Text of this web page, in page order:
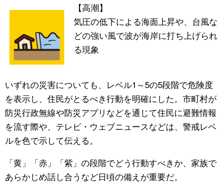
【高潮】
気圧の低下による海面上昇や、台風な
どの強い風で波が海岸に打ち上げられ
る現象
いずれの災害についても、レベル1～5の5段階で危険度
を表示し、住民がとるべき行動を明確にした。市町村が
防災行政無線や防災アプリなどを通じて住民に避難情報
を流す際や、テレビ・ウェブニュースなどは、警戒レベ
ルを色で示して伝える。
「黄」「赤」「紫」の段階でどう行動すべきか、家族で
あらかじめ話し合うなど日頃の備えが重要だ。